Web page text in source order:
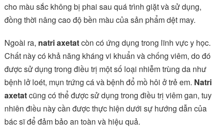
cho màu sắc không bị phai sau quá trình giặt và sử dụng,
đồng thời nâng cao độ bền màu của sản phẩm dệt may.
Ngoài ra, natri axetatcòn có ứng dụng trong lĩnh vực y học.
Chất này có khả năng kháng vi khuẩn và chống viêm, do đó
được sử dụng trong điều trị một số loại nhiễm trùng da như
bệnh lở loét, mụn trứng cá và bệnh đổ mồ hôi ở trẻ em. Natri
axetatcũng có thể được sử dụng trong điều trị viêm gan, tuy
nhiên điều này cần được thực hiện dưới sự hướng dẫn của
bác sĩ để đảm bảo an toàn và hiệu quả.